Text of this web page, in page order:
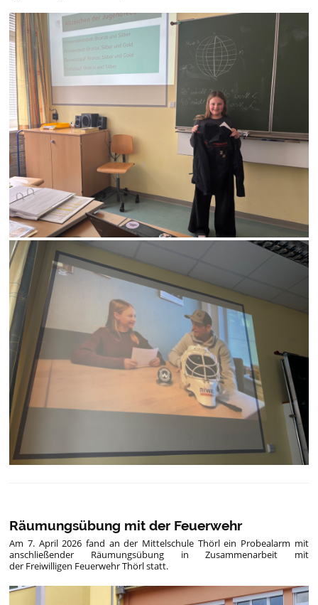
Räumungsübung mit der Feuerwehr
Am 7. April 2026 fand an der Mittelschule Thörl ein Probealarm mit
anschließender Räumungsübung in Zusammenarbeit mit
der Freiwilligen Feuerwehr Thörl statt.